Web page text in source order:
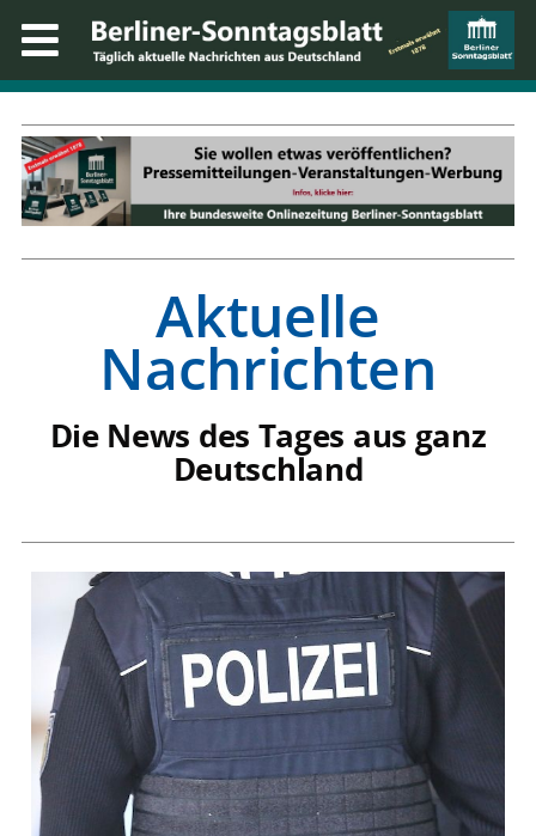
Aktuelle
Nachrichten
Die News des Tages aus ganz
Deutschland